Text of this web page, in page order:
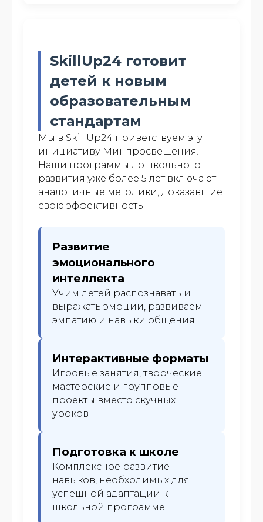
SkillUp24 готовит
детей к новым
образовательным
стандартам
Мы в SkillUp24 приветствуем эту
инициативу Минпросвещения!
Наши программы дошкольного
развития уже более 5 лет включают
аналогичные методики, доказавшие
свою эффективность.
Развитие
эмоционального
интеллекта
Учим детей распознавать и
выражать эмоции, развиваем
эмпатию и навыки общения
Интерактивные форматы
Игровые занятия, творческие
мастерские и групповые
проекты вместо скучных
уроков
Подготовка к школе
Комплексное развитие
навыков, необходимых для
успешной адаптации к
школьной программе